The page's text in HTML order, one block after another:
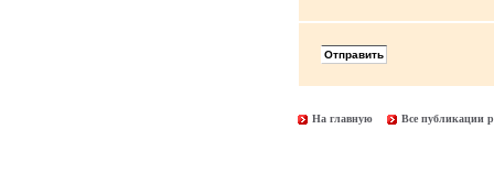
На главную Все публикации